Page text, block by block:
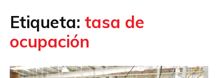
Etiqueta: tasa de
ocupación